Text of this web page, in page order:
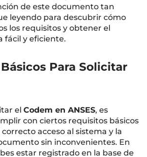
de este documento tan
leyendo para descubrir cómo
los requisitos y obtener el
fácil y eficiente.
Para Solicitar
el Codem en ANSES, es
con ciertos requisitos básicos
acceso al sistema y la
sin inconvenientes. En
estar registrado en la base de